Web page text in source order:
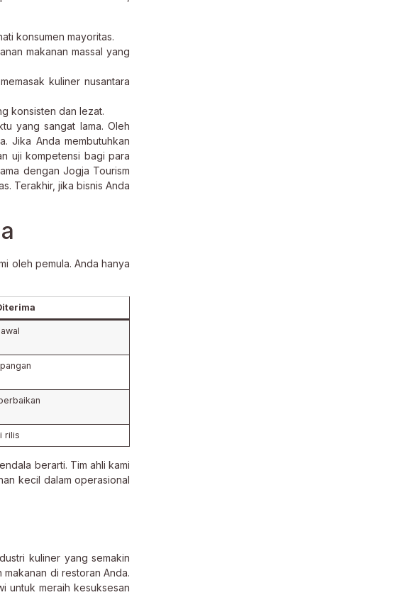
konsumen mayoritas.
makanan massal yang
kuliner nusantara
konsisten dan lezat.
yang sangat lama. Oleh
Jika Anda membutuhkan
uji kompetensi bagi para
dengan Jogja Tourism
Terakhir, jika bisnis Anda
oleh pemula. Anda hanya
rilis
berarti. Tim ahli kami
kecil dalam operasional
kuliner yang semakin
di restoran Anda.
untuk meraih kesuksesan